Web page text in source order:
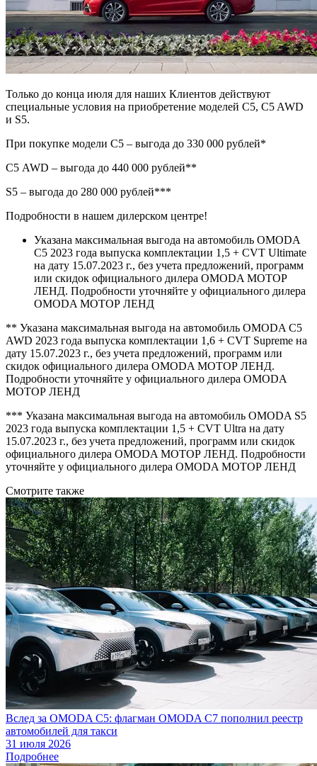
Только до конца июля для наших Клиентов действуют
специальные условия на приобретение моделей C5, C5 AWD
и S5.
При покупке модели С5 – выгода до 330 000 рублей*
С5 AWD – выгода до 440 000 рублей**
S5 – выгода до 280 000 рублей***
Подробности в нашем дилерском центре!
Указана максимальная выгода на автомобиль OMODA
С5 2023 года выпуска комплектации 1,5 + CVT Ultimate
на дату 15.07.2023 г., без учета предложений, программ
или скидок официального дилера OMODA МОТОР
ЛЕНД. Подробности уточняйте у официального дилера
OMODA МОТОР ЛЕНД
** Указана максимальная выгода на автомобиль OMODA С5
AWD 2023 года выпуска комплектации 1,6 + CVT Supreme на
дату 15.07.2023 г., без учета предложений, программ или
скидок официального дилера OMODA МОТОР ЛЕНД.
Подробности уточняйте у официального дилера OMODA
МОТОР ЛЕНД
*** Указана максимальная выгода на автомобиль OMODA S5
2023 года выпуска комплектации 1,5 + CVT Ultra на дату
15.07.2023 г., без учета предложений, программ или скидок
официального дилера OMODA МОТОР ЛЕНД. Подробности
уточняйте у официального дилера OMODA МОТОР ЛЕНД
Смотрите также
Вслед за OMODA C5: флагман OMODA C7 пополнил реестр
автомобилей для такси
31 июля 2026
Подробнее